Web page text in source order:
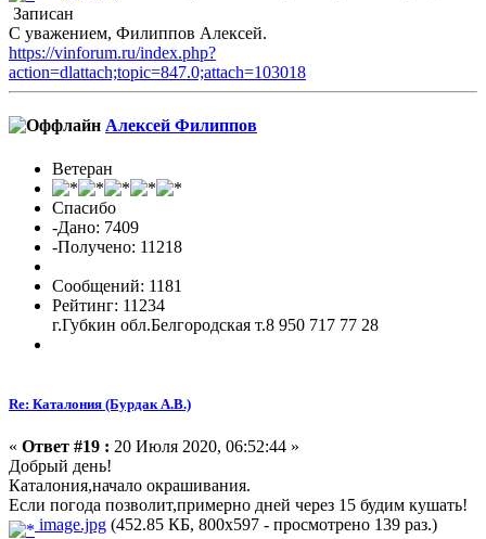
Записан
С уважением, Филиппов Алексей.
https://vinforum.ru/index.php?
action=dlattach;topic=847.0;attach=103018
Алексей Филиппов
Ветеран
Спасибо
-Дано: 7409
-Получено: 11218
Сообщений: 1181
Рейтинг: 11234
г.Губкин обл.Белгородская т.8 950 717 77 28
Re: Каталония (Бурдак А.В.)
« Ответ #19 : 20 Июля 2020, 06:52:44 »
Добрый день!
Каталония,начало окрашивания.
Если погода позволит,примерно дней через 15 будим кушать!
image.jpg (452.85 КБ, 800x597 - просмотрено 139 раз.)